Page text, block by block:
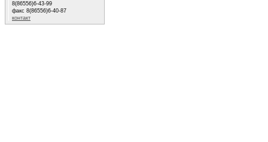
8(86556)6-43-99
факс 8(86556)6-40-87
контакт